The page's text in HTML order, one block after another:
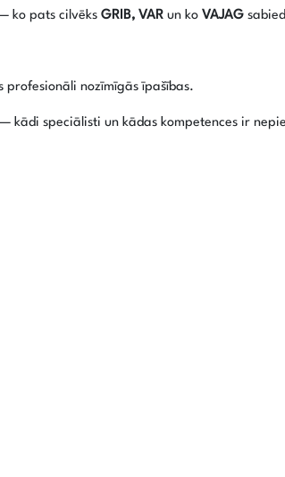
ko pats cilvēks GRIB, VAR un ko VAJAG
nozīmīgās īpašības.
speciālisti un kādas kompetences ir